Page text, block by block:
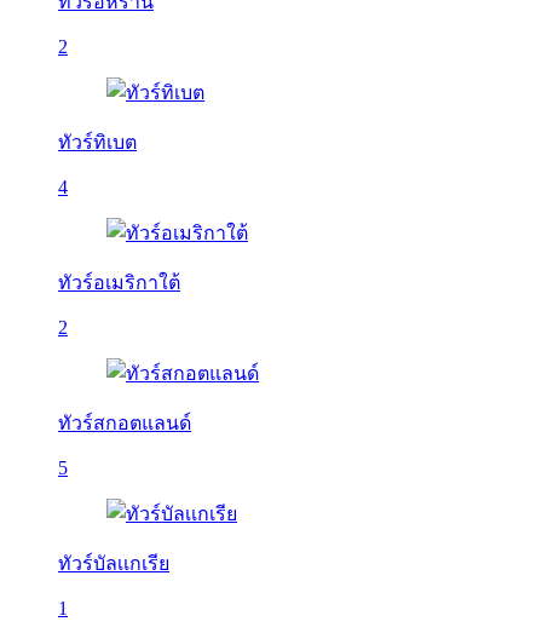
2
ทัวร์ทิเบต
4
ทัวร์อเมริกาใต้
2
ทัวร์สกอตแลนด์
5
ทัวร์บัลเเกเรีย
1